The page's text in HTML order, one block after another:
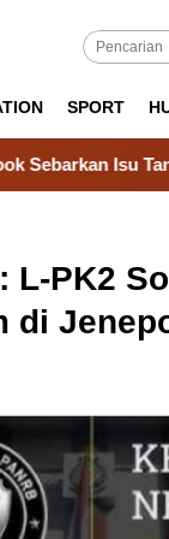
SPORT
Lepas
L-PK2
di